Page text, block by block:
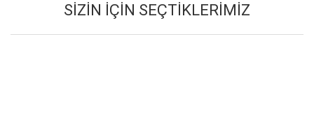
SIZIN İÇIN SEÇTIKLERIMIZ